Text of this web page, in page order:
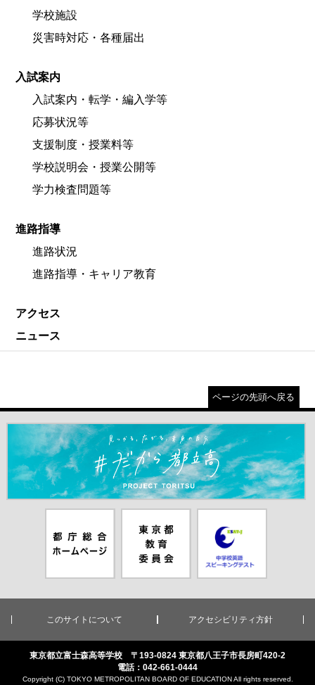
学校施設
災害時対応・各種届出
入試案内
入試案内・転学・編入学等
応募状況等
支援制度・授業料等
学校説明会・授業公開等
学力検査問題等
進路指導
進路状況
進路指導・キャリア教育
アクセス
ニュース
ページの先頭へ戻る
＃だから都立高（別ウインドウが開きます）
ムページ（別
ウインドウが
員会（別ウイ
ンドウが開き
ピーキングテ
スト（別ウイ
ンドウが開き
このサイトについて アクセシビリティ方針
東京都立富士森高等学校 〒193-0824 東京都八王子市長房町420-2
電話：042-661-0444
Copyright (C) TOKYO METROPOLITAN BOARD OF EDUCATION All rights reserved.